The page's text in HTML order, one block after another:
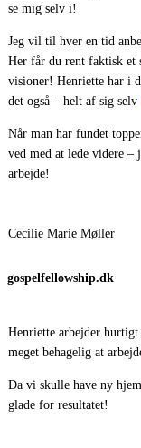
se mig selv i!
Jeg vil til hver en tid
Her får du rent faktisk et
visioner! Henriette har i
det også – helt af sig selv
Når man har fundet
ved med at lede videre
arbejde!
Cecilie Marie Møller
gospelfellowship.dk
Henriette arbejder
meget behagelig at
Da vi skulle have ny
glade for resultatet!